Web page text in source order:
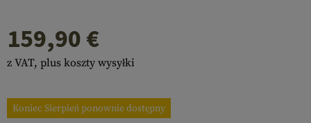
159,90 €
z VAT, plus koszty wysyłki
Koniec Sierpień ponownie dostępny